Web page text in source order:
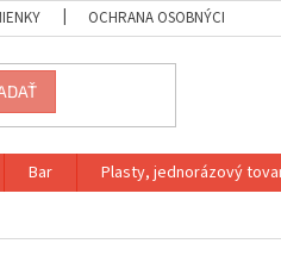
OCHRANA OSOBNÝCH ÚDAJOV
Bar Plasty, jednorázový